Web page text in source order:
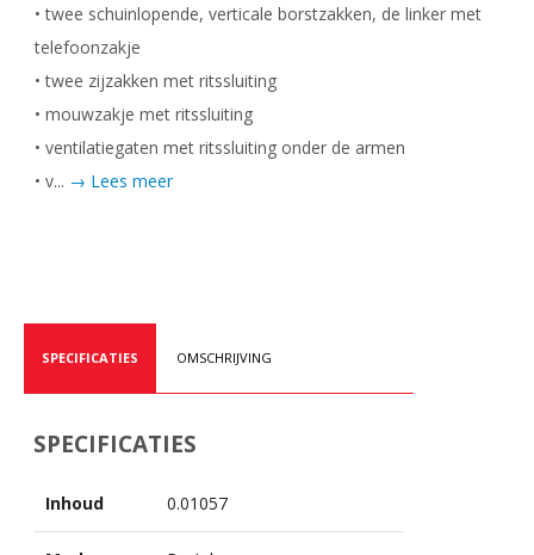
• twee schuinlopende, verticale borstzakken, de linker met
telefoonzakje
• twee zijzakken met ritssluiting
• mouwzakje met ritssluiting
• ventilatiegaten met ritssluiting onder de armen
• v... → Lees meer
SPECIFICATIES OMSCHRIJVING
SPECIFICATIES
Inhoud 0.01057